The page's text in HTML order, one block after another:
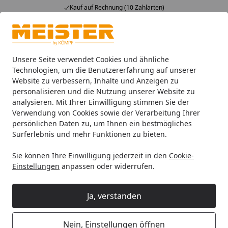
Unsere Seite verwendet Cookies und ähnliche
Technologien, um die Benutzererfahrung auf unserer
Website zu verbessern, Inhalte und Anzeigen zu
personalisieren und die Nutzung unserer Website zu
analysieren. Mit Ihrer Einwilligung stimmen Sie der
Verwendung von Cookies sowie der Verarbeitung Ihrer
persönlichen Daten zu, um Ihnen ein bestmögliches
Surferlebnis und mehr Funktionen zu bieten.
Sie können Ihre Einwilligung jederzeit in den Cookie-
Einstellungen anpassen oder widerrufen.
Ja, verstanden
Nein, Einstellungen öffnen
Kauf auf Rechnung (10 Zahlarten)
Alle Produkte
Mein Konto
Suchen
Startseite
Zubehör Meister Zubehör für Böden Meister
MEISTER Anpassungsprofil Typ 100
Silber eloxiert 220 - 2700 mm